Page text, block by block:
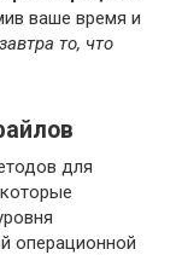
ваше время и
то, что
для
операционной